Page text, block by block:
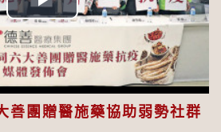
Play
Video
善團贈醫施藥協助弱勢社群